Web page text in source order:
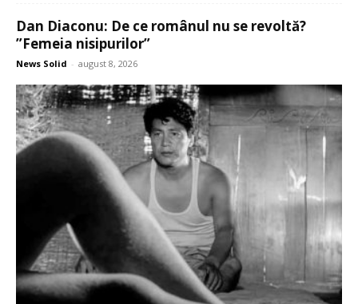
Dan Diaconu: De ce românul nu se revoltă?
”Femeia nisipurilor”
News Solid - august 8, 2026